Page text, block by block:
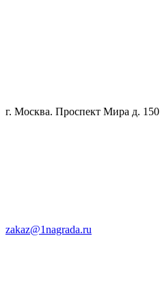
г. Москва. Проспект Мира д. 150
zakaz@1nagrada.ru